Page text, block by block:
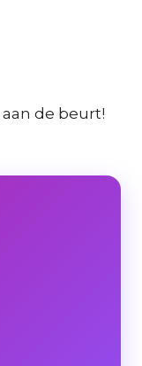
de beurt!